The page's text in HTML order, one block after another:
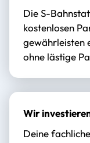
Die S-
kostenlosen
gewährleisten
ohne lästige
Wir
Deine